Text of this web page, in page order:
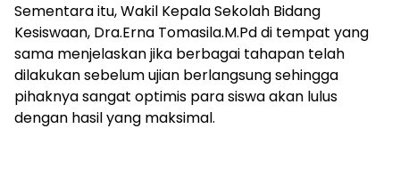
Sementara itu, Wakil Kepala Sekolah Bidang
Kesiswaan, Dra.Erna Tomasila.M.Pd di tempat yang
sama menjelaskan jika berbagai tahapan telah
dilakukan sebelum ujian berlangsung sehingga
pihaknya sangat optimis para siswa akan lulus
dengan hasil yang maksimal.